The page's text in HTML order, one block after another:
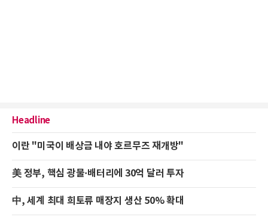
Headline
이란 "미국이 배상금 내야 호르무즈 재개방"
美 정부, 핵심 광물·배터리에 30억 달러 투자
中, 세계 최대 희토류 매장지 생산 50% 확대